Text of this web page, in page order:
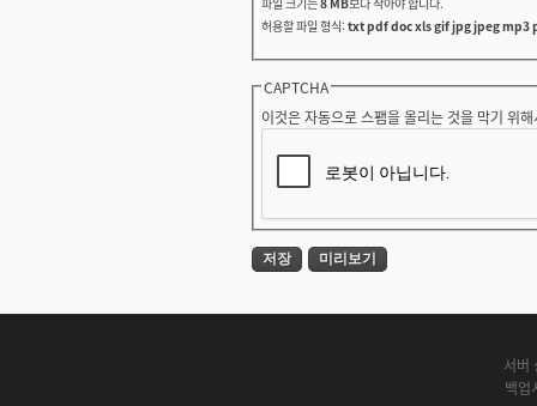
허용할 파일 형식: txt pdf doc xls gif jpg jpeg mp3
CAPTCHA
이것은 자동으로 스팸을 올리는 것을 막기 위
서버
백업